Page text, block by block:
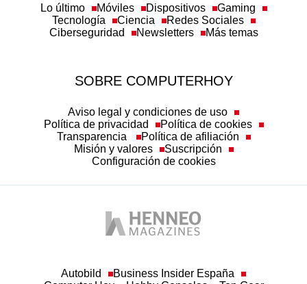
Lo último Móviles Dispositivos
Gaming
Tecnología
Ciencia
Redes Sociales
Ciberseguridad
Newsletters Más temas
SOBRE COMPUTERHOY
Aviso legal y condiciones de uso
Política de privacidad
Política de cookies
Transparencia
Política de afiliación
Misión y valores
Suscripción
Configuración de cookies
Autobild
Business Insider España